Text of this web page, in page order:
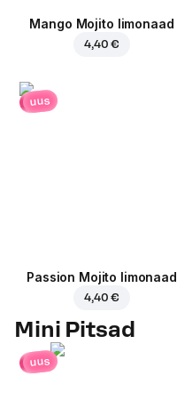
Mango Mojito limonaad
4,40 €
uus
Passion Mojito limonaad
4,40 €
Mini Pitsad
uus